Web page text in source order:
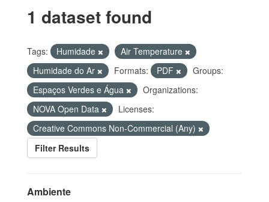
1 dataset found
Tags: Humidade
Air Temperature
Humidade do Ar
Formats: PDF
Groups:
Espaços Verdes e Água
Organizations:
NOVA Open Data
Licenses:
Creative Commons Non-Commercial (Any)
Filter Results
Ambiente